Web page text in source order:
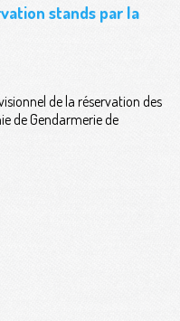
stands par la
de la réservation des
de Gendarmerie de